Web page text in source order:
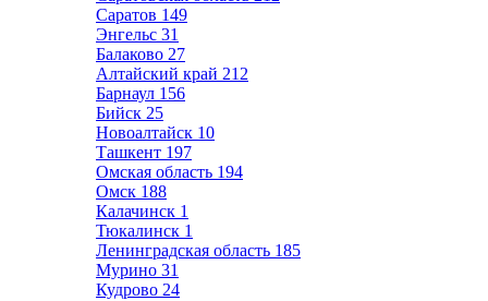
Саратов 149
Энгельс 31
Балаково 27
Алтайский край 212
Барнаул 156
Бийск 25
Новоалтайск 10
Ташкент 197
Омская область 194
Омск 188
Калачинск 1
Тюкалинск 1
Ленинградская область 185
Мурино 31
Кудрово 24